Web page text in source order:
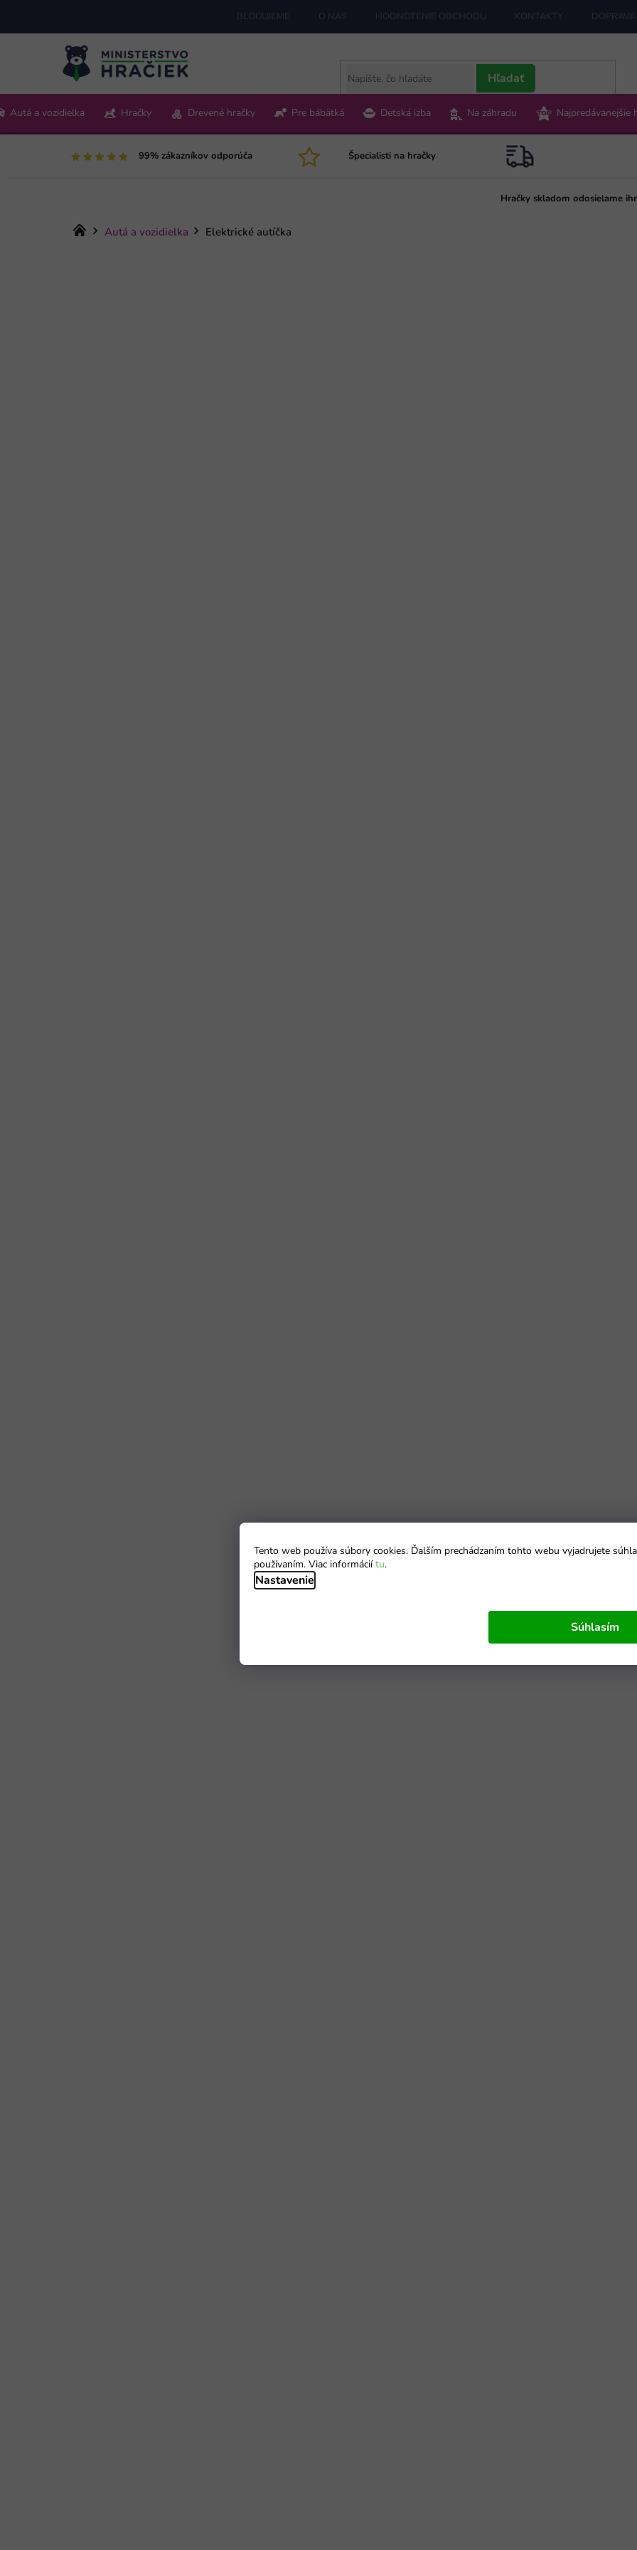
Tento web používa súbory cookies. Ďalším prechádzaním tohto webu vyjadrujete
používaním. Viac informáciítu.
Nastavenie
Súhlasím
obsah
BLOGUJEME O NÁS HODNOTENIE OBCHODU KONTAKTY
Pon-Pia 9:00-15:00
Hľadať
Autá a vozidielka Hračky Drevené hračky Pre bábätká Detská izba Na záhradu Najpredávanejšie
99% zákazníkov odporúča Špecialisti na hračky
Hračky skladom odosielame
Domov
Autá a vozidielka Elektrické autíčka